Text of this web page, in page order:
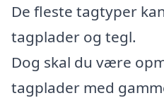
De fleste tagtyper
tagplader og tegl.
Dog skal du være
tagplader med